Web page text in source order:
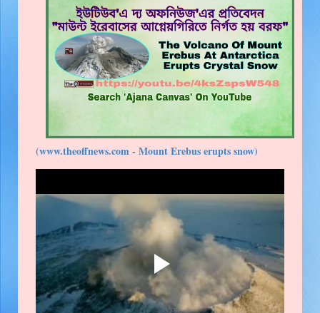
(www.theoffnews.com - Mount Erebus erupts snow)